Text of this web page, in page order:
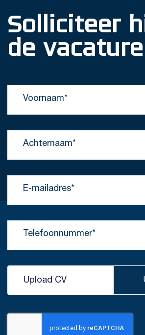
Solliciteer
de vacature
Upload CV